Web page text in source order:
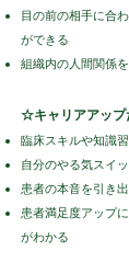
目の前の相手に合
ができる
組織内の人間関係
☆キャリアアップ
臨床スキルや知識
自分のやる気スイ
患者の本音を引き
患者満足度アップ
がわかる